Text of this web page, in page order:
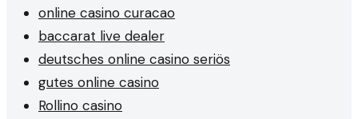
online casino curacao
baccarat live dealer
deutsches online casino seriös
gutes online casino
Rollino casino